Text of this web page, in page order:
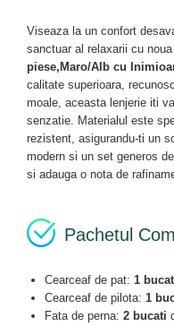
Viseaza la un confort
sanctuar al relaxarii cu
piese,Maro/Alb cu
calitate superioara,
moale, aceasta lenjerie iti
senzatie. Materialul este
rezistent, asigurandu-ti un
modern si un set generos
si adauga o nota de
Pachetul
Cearceaf de pat: 1
Cearceaf de pilota: 1
Fata de perna: 2 bucati